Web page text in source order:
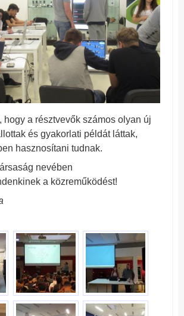
hogy a résztvevők számos olyan új
és gyakorlati példát láttak,
hasznosítani tudnak.
nevében
a közreműködést!